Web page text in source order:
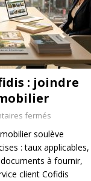
: joindre
fermés
soulève
: taux applicables,
à fournir,
client Cofidis